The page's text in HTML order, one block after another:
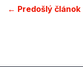
← Predošlý článok